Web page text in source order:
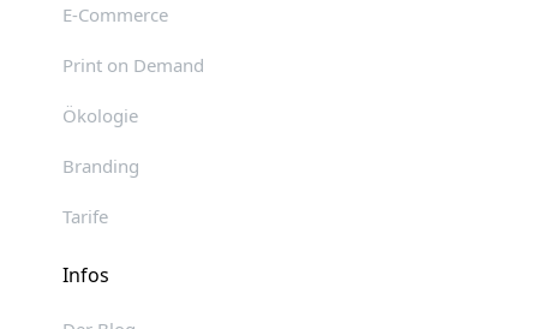
E-Commerce
Print on Demand
Ökologie
Branding
Tarife
Infos